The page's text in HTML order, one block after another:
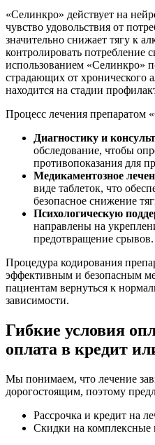
«Селинкро» действует на
чувство удовольствия от
значительно снижает тягу к
контролировать потребление
использованием «Селинкро»
страдающих от хронического
находится на стадии
Процесс лечения препаратом
Диагностику и
обследование, чтобы
противопоказания для
Медикаментозное
виде таблеток, что
безопасное снижение
Психологическую
направлены на
предотвращение срывов.
Процедура кодирования
эффективным и безопасным
пациентам вернуться к
зависимости.
Гибкие условия
оплата в кредит
Мы понимаем, что лечение
дорогостоящим, поэтому
Рассрочка и кредит на
Скидки на комплексные